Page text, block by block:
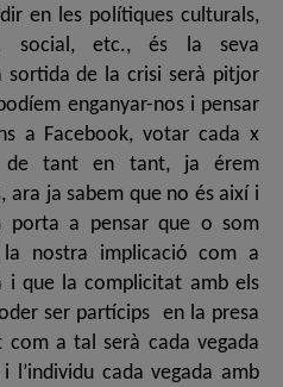
en les polítiques culturals,
social, etc., és la seva
sortida de la crisi serà pitjor
enganyar-nos i pensar
a Facebook, votar cada x
de tant en tant, ja érem
ja sabem que no és així i
a pensar que o som
la nostra implicació com a
i que la complicitat amb els
ser partícips en la presa
a tal serà cada vegada
cada vegada amb